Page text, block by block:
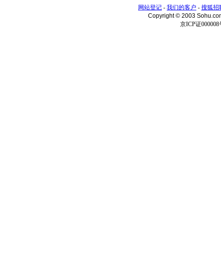
网站登记 - 我们的客户 - 搜狐招
Copyright © 2003
京ICP证